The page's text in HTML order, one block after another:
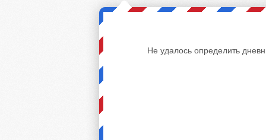
Не удалось определить